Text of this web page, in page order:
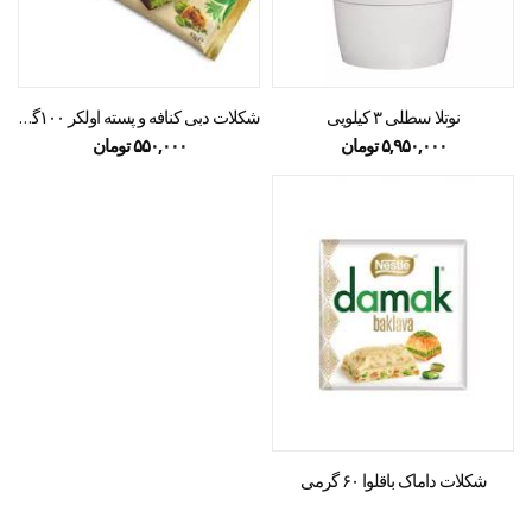
نوتلا سطلی ۳ کیلویی
۵,۹۵۰,۰۰۰تومان
شکلات دبی کنافه و پسته اولکر ۱۰۰گرمی
۵۵۰,۰۰۰تومان
شکلات داماک باقلوا ۶۰ گرمی